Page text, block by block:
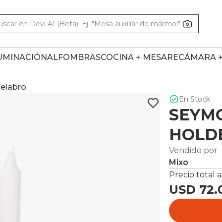
ALFOMBRASCOCINA + MESARECÁMARA
En Stock
Vendido por
Mixo
Precio total
USD